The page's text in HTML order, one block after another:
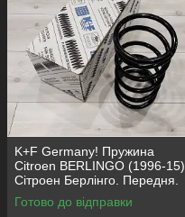
K+F Germany! Пружина
Citroen BERLINGO (1996-15)
Сітроен Берлінго. Передня.
4066737 , RA1331 , 997727.
К+Ф Німеччина
Готово до відправки